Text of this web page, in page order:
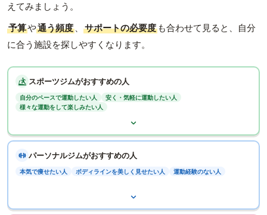
えてみましょう。
予算や通う頻度 、 サポートの必要度 も合わせて見ると、自分
に合う施設を探しやすくなります。
スポーツジムがおすすめの人
自分のペースで運動したい人
安く・気軽に運動したい人
様々な運動をして楽しみたい人
パーソナルジムがおすすめの人
本気で痩せたい人 ボディラインを美しく見せたい人 運動経験のない人